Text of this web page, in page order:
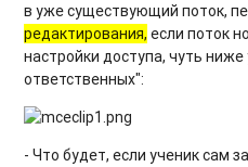
в уже существующий поток,
редактирования, если поток
настройки доступа, чуть
ответственных":
- Что будет, если ученик сам